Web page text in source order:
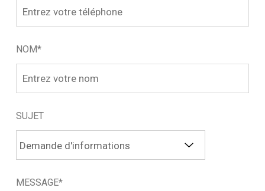
NOM*
SUJET
MESSAGE*